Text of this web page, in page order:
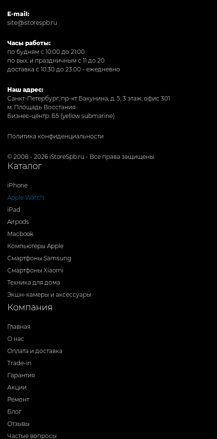
E-mail:
site@istorespb.ru
Часы работы:
по будням с 10:00 до 21:00
по вых. и праздничным с 11 до 20
доставка с 10.30 до 23.00 - ежедневно
Наш адрес:
Санкт-Петербург, пр-кт Бакунина, д. 5, 3 этаж, офис 301
м. Площадь Восстания
Бизнес-центр: Б5 (yellow submarine)
Политика конфиденциальности
© 2008 - 2026 iStoreSpb.ru - Все права защищены.
Каталог
iPhone
Apple Watch
iPad
Airpods
Macbook
Компьютеры Apple
Смартфоны Samsung
Смартфоны Xiaomi
Техника для дома
Экшн-камеры и аксессуары
Компания
Главная
О нас
Оплата и доставка
Trade-in
Гарантия
Акции
Ремонт
Блог
Отзывы
Частые вопросы